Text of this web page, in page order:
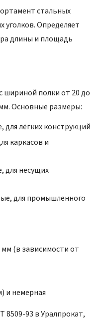
стальных
уголков. Определяет
длины и площадь
шириной полки от 20 до
Основные размеры:
для лёгких конструкций
каркасов и
для несущих
для промышленного
мм (в зависимости от
и немерная
8509-93 в Уралпрокат,